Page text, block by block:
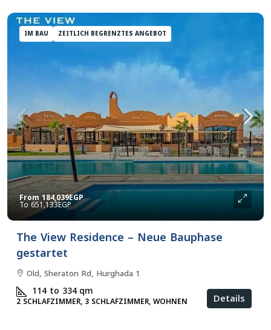
IM BAU ZEITLICH BEGRENZTES ANGEBOT
From184,039EGP
651,133EGP
The View Residence – Neue Bauphase
gestartet
Old, Sheraton Rd, Hurghada 1
114 to 334qm
2 SCHLAFZIMMER, 3 SCHLAFZIMMER, WOHNEN Details